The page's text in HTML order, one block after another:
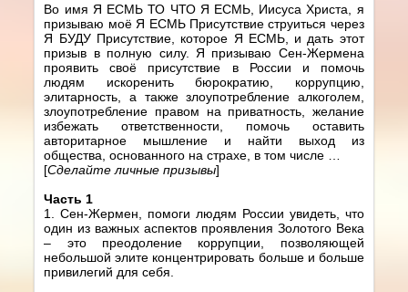
Во имя Я ЕСМЬ ТО ЧТО Я ЕСМЬ, Иисуса Христа, я
призываю моё Я ЕСМЬ Присутствие струиться через
Я БУДУ Присутствие, которое Я ЕСМЬ, и дать этот
призыв в полную силу. Я призываю Сен-Жермена
проявить своё присутствие в России и помочь
людям искоренить бюрократию, коррупцию,
элитарность, а также злоупотребление алкоголем,
злоупотребление правом на приватность, желание
избежать ответственности, помочь оставить
авторитарное мышление и найти выход из
общества, основанного на страхе, в том числе …
[Сделайте личные призывы]
Часть 1
1. Сен-Жермен, помоги людям России увидеть, что
один из важных аспектов проявления Золотого Века
– это преодоление коррупции, позволяющей
небольшой элите концентрировать больше и больше
привилегий для себя.